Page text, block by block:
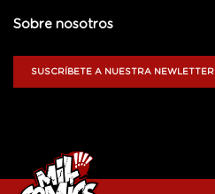
Sobre nosotros
SUSCRÍBETE A NUESTRA NEWLETTER